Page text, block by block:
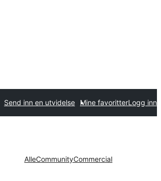
Send inn en utvidelse Mine favoritterLogg inn
AlleCommunityCommercial